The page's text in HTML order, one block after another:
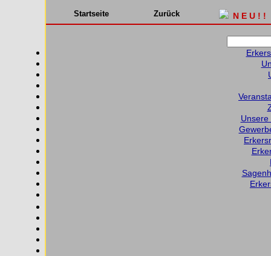
Startseite Zurück N E U ! !
Unsere